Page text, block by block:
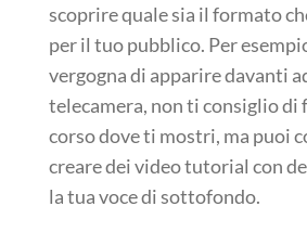
scoprire quale sia il formato
per il tuo pubblico. Per
vergogna di apparire davanti
telecamera, non ti consiglio di
corso dove ti mostri, ma puoi
creare dei video tutorial con
la tua voce di sottofondo.